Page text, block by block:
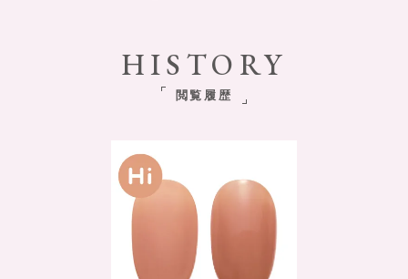
HISTORY
閲覧履歴